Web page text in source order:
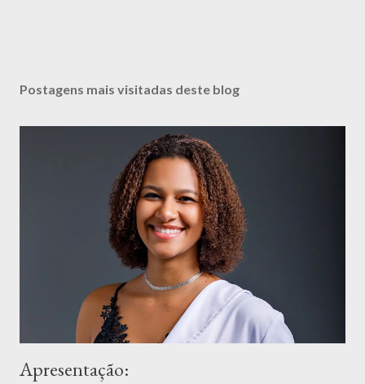
Postagens mais visitadas deste blog
Apresentação: